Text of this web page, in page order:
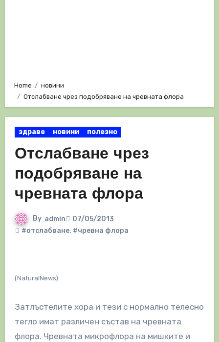
Home
новини
Отслабване чрез подобряване на чревната флора
здраве новини полезно
Отслабване чрез
подобряване на
чревната флора
By admin
07/05/2013
#отслабване, #чревна флора
(NaturalNews)
Затлъстелите хора и тези с нормално телесно
тегло имат различен състав на чревната
флора. Чревната микрофлора на мишките и